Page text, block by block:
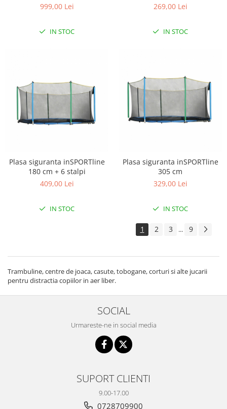
999,00 Lei
IN STOC
269,00 Lei
IN STOC
Plasa siguranta inSPORTline
180 cm + 6 stalpi
409,00 Lei
IN STOC
Plasa siguranta inSPORTline
305 cm
329,00 Lei
IN STOC
1 2 3 ... 9
Trambuline, centre de joaca, casute, tobogane, corturi si alte jucarii
pentru distractia copiilor in aer liber.
SOCIAL
Urmareste-ne in social media
SUPORT CLIENTI
9.00-17.00
0728709900